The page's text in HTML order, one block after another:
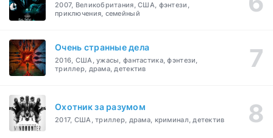
2007, Великобритания, США, фэнтези,
приключения, семейный
Очень странные дела
2016, США, ужасы, фантастика, фэнтези,
триллер, драма, детектив
Охотник за разумом
2017, США, триллер, драма, криминал, детектив